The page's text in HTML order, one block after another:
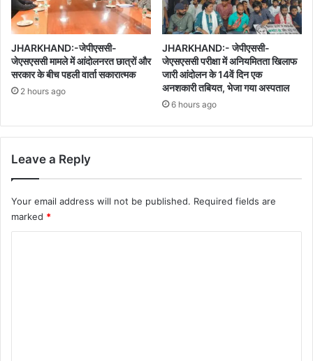
JHARKHAND:-जेपीएससी-
जेएसएससी मामले में आंदोलनरत छात्रों और
सरकार के बीच पहली वार्ता सकारात्मक
2 hours ago
JHARKHAND:- जेपीएससी-
जेएसएससी परीक्षा में अनियमितता खिलाफ
जारी आंदोलन के 14वें दिन एक
अनशकारी तबियत, भेजा गया अस्पताल
6 hours ago
Leave a Reply
Your email address will not be published. Required fields are
marked *